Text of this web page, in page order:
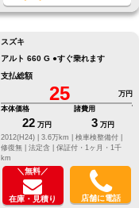
スズキ
アルト 660 G ●すぐ乗れます
支払総額
25
万円
本体価格
22 万円
諸費用
3 万円
2012(H24) |
3.6万km |
検車検整備付 |
修復無 | 法定含 | 保証付・1ヶ月・1千
km
＼無料／
在庫・見積り 店舗に電話